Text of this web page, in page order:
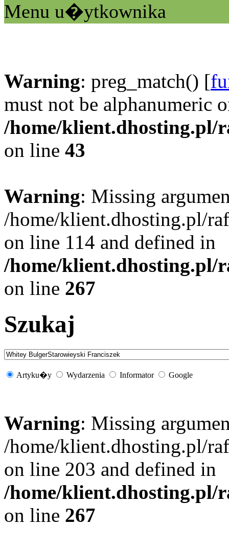
Menu u�ytkownika
Warning: preg_match() [
must not be alphanumeric
/home/klient.dhosting.pl/
on line 43
Warning: Missing
/home/klient.dhosting.pl/
on line 114 and defined in
/home/klient.dhosting.pl/
on line 267
Szukaj
Artyku�y Wydarzenia Informator Google
Warning: Missing
/home/klient.dhosting.pl/
on line 203 and defined in
/home/klient.dhosting.pl/
on line 267